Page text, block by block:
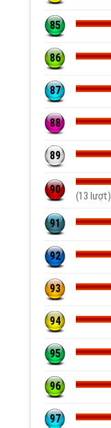
85
86
87
88
89
90
(13 lượt)
91
92
93
94
95
96
97